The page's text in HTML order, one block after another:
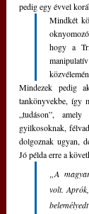
pedig egy évvel
Mindkét
hogy a
Mindezek pedig
tankönyvekbe, így
„tudáson”,
gyilkosoknak,
dolgoznak ugyan,
Jó példa erre a
„A
volt.